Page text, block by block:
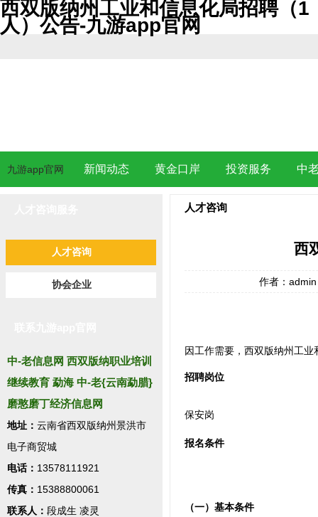
西双版纳州工业和信息化局招聘（1
人）公告-九游app官网
九游app官网 新闻动态 黄金口岸 投资服务 中
人才咨询
协会企业
中-老信息网 西双版纳职业培训
继续教育 勐海 中-老{云南勐腊}
磨憨磨丁经济信息网
地址： 云南省西双版纳州景洪市
电子商贸城
电话： 13578111921
传真： 15388800061
联系人： 段成生 凌灵
人才咨询
西
作者：
因工作需要，西双版纳州工
招聘岗位
保安岗
报名条件
（一）基本条件